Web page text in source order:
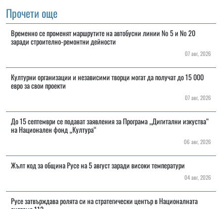
Прочети още
Временно се променят маршрутите на автобусни линии № 5 и № 20
заради строително-ремонтни дейности
07 авг, 2026
Културни организации и независими творци могат да получат до 15 000
евро за свои проекти
07 авг, 2026
До 15 септември се подават заявления за Програма „Дигитални изкуства“
на Национален фонд „Култура“
06 авг, 2026
Жълт код за община Русе на 5 август заради високи температури
04 авг, 2026
Русе затвърждава ролята си на стратегически център в Националната